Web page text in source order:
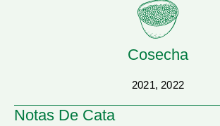
Cosecha
2021, 2022
Notas De Cata